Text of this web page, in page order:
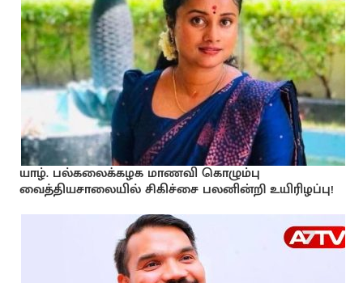
யாழ். பல்கலைக்கழக மாணவி கொழும்பு
வைத்தியசாலையில் சிகிச்சை பலனின்றி உயிரிழப்பு!